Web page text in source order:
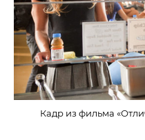
Кадр из фильма